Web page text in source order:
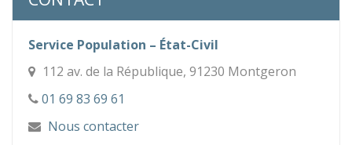
Service Population – État-Civil
112 av. de la République, 91230 Montgeron
01 69 83 69 61
Nous contacter